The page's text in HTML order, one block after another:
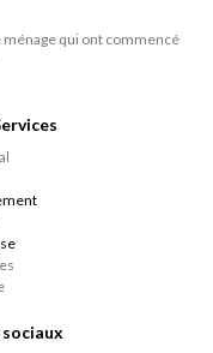
qui ont commencé
sociaux